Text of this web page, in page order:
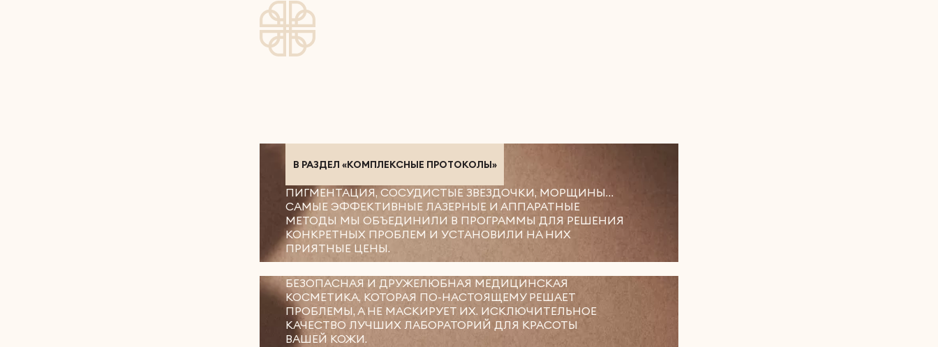
В РАЗДЕЛ «КОМПЛЕКСНЫЕ ПРОТОКОЛЫ»
ПИГМЕНТАЦИЯ, СОСУДИСТЫЕ ЗВЕЗДОЧКИ, МОРЩИНЫ…
САМЫЕ ЭФФЕКТИВНЫЕ ЛАЗЕРНЫЕ И АППАРАТНЫЕ
МЕТОДЫ МЫ ОБЪЕДИНИЛИ В ПРОГРАММЫ ДЛЯ РЕШЕНИЯ
КОНКРЕТНЫХ ПРОБЛЕМ И УСТАНОВИЛИ НА НИХ
ПРИЯТНЫЕ ЦЕНЫ.
БЕЗОПАСНАЯ И ДРУЖЕЛЮБНАЯ МЕДИЦИНСКАЯ
КОСМЕТИКА, КОТОРАЯ ПО-НАСТОЯЩЕМУ РЕШАЕТ
ПРОБЛЕМЫ, А НЕ МАСКИРУЕТ ИХ. ИСКЛЮЧИТЕЛЬНОЕ
КАЧЕСТВО ЛУЧШИХ ЛАБОРАТОРИЙ ДЛЯ КРАСОТЫ
ВАШЕЙ КОЖИ.